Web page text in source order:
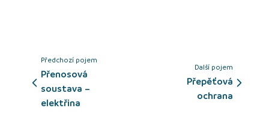
Předchozí pojem
Přenosová
soustava –
elektřina
Další pojem
přepěťová
ochrana